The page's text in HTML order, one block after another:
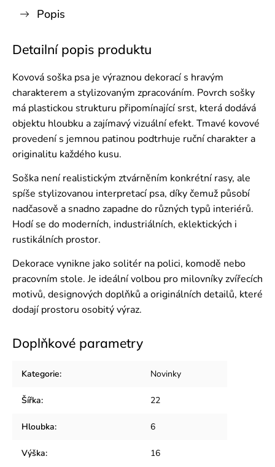
Popis
Detailní popis produktu
Kovová soška psa je výraznou dekorací s hravým
charakterem a stylizovaným zpracováním. Povrch sošky
má plastickou strukturu připomínající srst, která dodává
objektu hloubku a zajímavý vizuální efekt. Tmavé kovové
provedení s jemnou patinou podtrhuje ruční charakter a
originalitu každého kusu.
Soška není realistickým ztvárněním konkrétní rasy, ale
spíše stylizovanou interpretací psa, díky čemuž působí
nadčasově a snadno zapadne do různých typů interiérů.
Hodí se do moderních, industriálních, eklektických i
rustikálních prostor.
Dekorace vynikne jako solitér na polici, komodě nebo
pracovním stole. Je ideální volbou pro milovníky zvířecích
motivů, designových doplňků a originálních detailů, které
dodají prostoru osobitý výraz.
Doplňkové parametry
Kategorie: Novinky
Šířka: 22
Hloubka: 6
Výška: 16